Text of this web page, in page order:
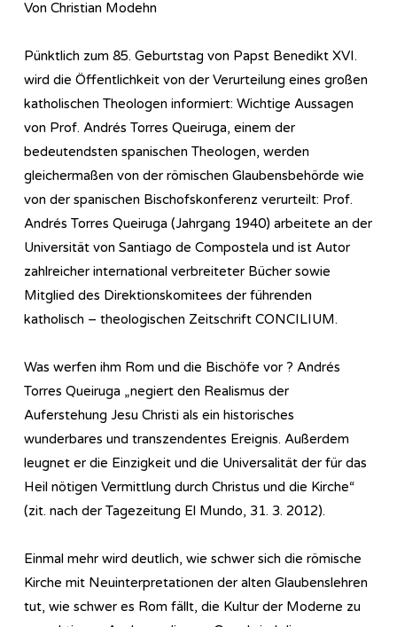
Von Christian Modehn
Pünktlich zum 85. Geburtstag von Papst Benedikt XVI.
wird die Öffentlichkeit von der Verurteilung eines großen
katholischen Theologen informiert: Wichtige Aussagen
von Prof. Andrés Torres Queiruga, einem der
bedeutendsten spanischen Theologen, werden
gleichermaßen von der römischen Glaubensbehörde wie
von der spanischen Bischofskonferenz verurteilt: Prof.
Andrés Torres Queiruga (Jahrgang 1940) arbeitete an der
Universität von Santiago de Compostela und ist Autor
zahlreicher international verbreiteter Bücher sowie
Mitglied des Direktionskomitees der führenden
katholisch – theologischen Zeitschrift CONCILIUM.
Was werfen ihm Rom und die Bischöfe vor ? Andrés
Torres Queiruga „negiert den Realismus der
Auferstehung Jesu Christi als ein historisches
wunderbares und transzendentes Ereignis. Außerdem
leugnet er die Einzigkeit und die Universalität der für das
Heil nötigen Vermittlung durch Christus und die Kirche“
(zit. nach der Tagezeitung El Mundo, 31. 3. 2012).
Einmal mehr wird deutlich, wie schwer sich die römische
Kirche mit Neuinterpretationen der alten Glaubenslehren
tut, wie schwer es Rom fällt, die Kultur der Moderne zu